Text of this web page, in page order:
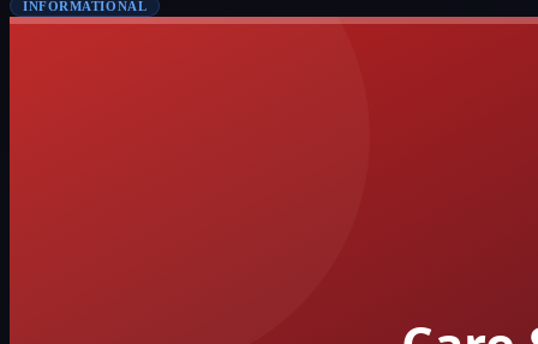
INFORMATIONAL